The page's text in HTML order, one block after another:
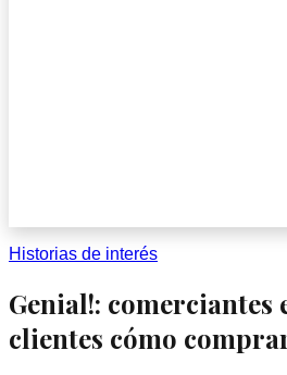
Historias de interés
Genial!: comerciantes
clientes cómo